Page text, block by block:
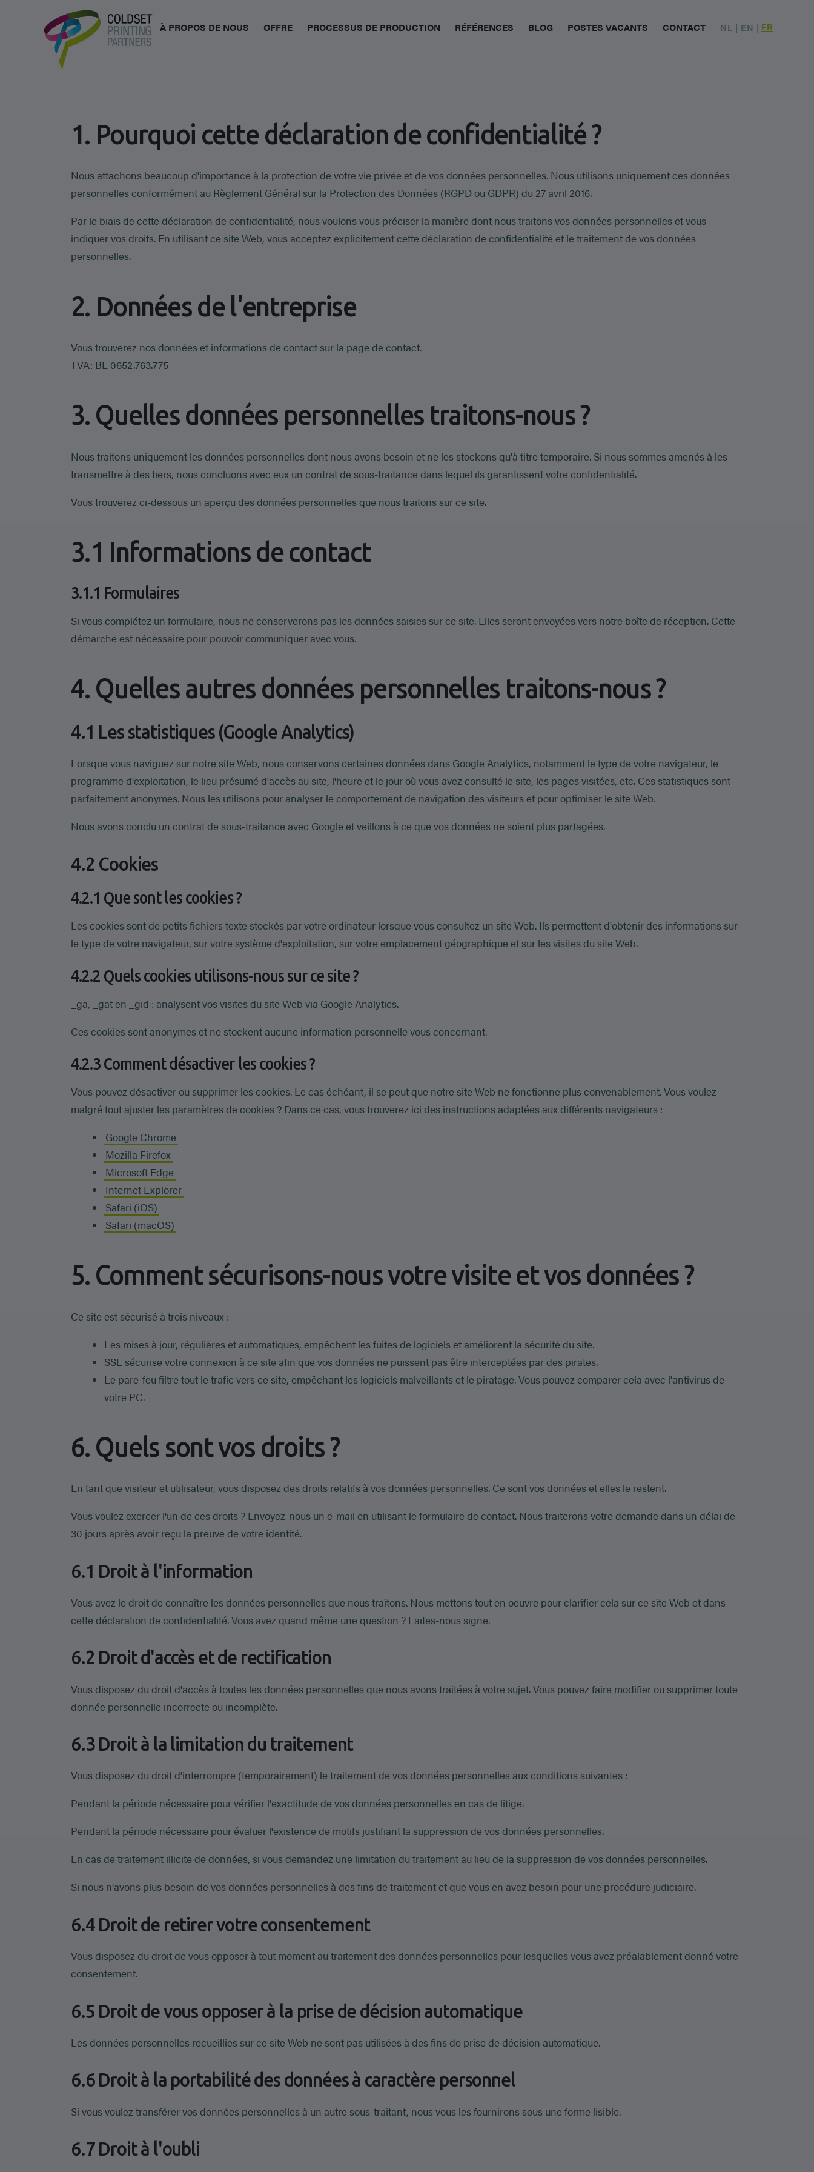
À PROPOS DE NOUS OFFRE PROCESSUS DE PRODUCTION RÉFÉRENCES BLOG POSTES VACANTS CONTACT NL | EN | FR
1. Pourquoi cette déclaration de confidentialité ?
Nous attachons beaucoup d'importance à la protection de votre vie privée et de vos données personnelles. Nous utilisons uniquement ces données
personnelles conformément au Règlement Général sur la Protection des Données (RGPD ou GDPR) du 27 avril 2016.
Par le biais de cette déclaration de confidentialité, nous voulons vous préciser la manière dont nous traitons vos données personnelles et vous
indiquer vos droits. En utilisant ce site Web, vous acceptez explicitement cette déclaration de confidentialité et le traitement de vos données
personnelles.
2. Données de l'entreprise
Vous trouverez nos données et informations de contact sur la page de contact.
TVA: BE 0652.763.775
3. Quelles données personnelles traitons-nous ?
Nous traitons uniquement les données personnelles dont nous avons besoin et ne les stockons qu'à titre temporaire. Si nous sommes amenés à les
transmettre à des tiers, nous concluons avec eux un contrat de sous-traitance dans lequel ils garantissent votre confidentialité.
Vous trouverez ci-dessous un aperçu des données personnelles que nous traitons sur ce site.
3.1 Informations de contact
3.1.1 Formulaires
Si vous complétez un formulaire, nous ne conserverons pas les données saisies sur ce site. Elles seront envoyées vers notre boîte de réception. Cette
démarche est nécessaire pour pouvoir communiquer avec vous.
4. Quelles autres données personnelles traitons-nous ?
4.1 Les statistiques (Google Analytics)
Lorsque vous naviguez sur notre site Web, nous conservons certaines données dans Google Analytics, notamment le type de votre navigateur, le
programme d'exploitation, le lieu présumé d'accès au site, l'heure et le jour où vous avez consulté le site, les pages visitées, etc. Ces statistiques sont
parfaitement anonymes. Nous les utilisons pour analyser le comportement de navigation des visiteurs et pour optimiser le site Web.
Nous avons conclu un contrat de sous-traitance avec Google et veillons à ce que vos données ne soient plus partagées.
4.2 Cookies
4.2.1 Que sont les cookies ?
Les cookies sont de petits fichiers texte stockés par votre ordinateur lorsque vous consultez un site Web. Ils permettent d'obtenir des informations sur
le type de votre navigateur, sur votre système d'exploitation, sur votre emplacement géographique et sur les visites du site Web.
4.2.2 Quels cookies utilisons-nous sur ce site ?
_ga, _gat en _gid : analysent vos visites du site Web via Google Analytics.
Ces cookies sont anonymes et ne stockent aucune information personnelle vous concernant.
4.2.3 Comment désactiver les cookies ?
Vous pouvez désactiver ou supprimer les cookies. Le cas échéant, il se peut que notre site Web ne fonctionne plus convenablement. Vous voulez
malgré tout ajuster les paramètres de cookies ? Dans ce cas, vous trouverez ici des instructions adaptées aux différents navigateurs :
Google Chrome
Mozilla Firefox
Microsoft Edge
Internet Explorer
Safari (iOS)
Safari (macOS)
5. Comment sécurisons-nous votre visite et vos données ?
Ce site est sécurisé à trois niveaux :
Les mises à jour, régulières et automatiques, empêchent les fuites de logiciels et améliorent la sécurité du site.
SSL sécurise votre connexion à ce site afin que vos données ne puissent pas être interceptées par des pirates.
Le pare-feu filtre tout le trafic vers ce site, empêchant les logiciels malveillants et le piratage. Vous pouvez comparer cela avec l'antivirus de
votre PC.
6. Quels sont vos droits ?
En tant que visiteur et utilisateur, vous disposez des droits relatifs à vos données personnelles. Ce sont vos données et elles le restent.
Vous voulez exercer l'un de ces droits ? Envoyez-nous un e-mail en utilisant le formulaire de contact. Nous traiterons votre demande dans un délai de
30 jours après avoir reçu la preuve de votre identité.
6.1 Droit à l'information
Vous avez le droit de connaître les données personnelles que nous traitons. Nous mettons tout en oeuvre pour clarifier cela sur ce site Web et dans
cette déclaration de confidentialité. Vous avez quand même une question ? Faites-nous signe.
6.2 Droit d'accès et de rectification
Vous disposez du droit d'accès à toutes les données personnelles que nous avons traitées à votre sujet. Vous pouvez faire modifier ou supprimer toute
donnée personnelle incorrecte ou incomplète.
6.3 Droit à la limitation du traitement
Vous disposez du droit d'interrompre (temporairement) le traitement de vos données personnelles aux conditions suivantes :
Pendant la période nécessaire pour vérifier l'exactitude de vos données personnelles en cas de litige.
Pendant la période nécessaire pour évaluer l'existence de motifs justifiant la suppression de vos données personnelles.
En cas de traitement illicite de données, si vous demandez une limitation du traitement au lieu de la suppression de vos données personnelles.
Si nous n'avons plus besoin de vos données personnelles à des fins de traitement et que vous en avez besoin pour une procédure judiciaire.
6.4 Droit de retirer votre consentement
Vous disposez du droit de vous opposer à tout moment au traitement des données personnelles pour lesquelles vous avez préalablement donné votre
consentement.
6.5 Droit de vous opposer à la prise de décision automatique
Les données personnelles recueillies sur ce site Web ne sont pas utilisées à des fins de prise de décision automatique.
6.6 Droit à la portabilité des données à caractère personnel
Si vous voulez transférer vos données personnelles à un autre sous-traitant, nous vous les fournirons sous une forme lisible.
6.7 Droit à l'oubli